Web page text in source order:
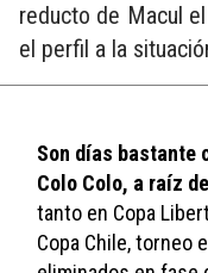
reducto de Macul
el perfil a la
Son días bastante
Colo Colo, a raíz
tanto en Copa
Copa Chile, torneo